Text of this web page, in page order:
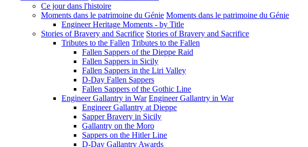
Ce jour dans l'histoire
Moments dans le patrimoine du Génie Moments dans le patrimoine du Génie
Engineer Heritage Moments - by Title
Stories of Bravery and Sacrifice Stories of Bravery and Sacrifice
Tributes to the Fallen Tributes to the Fallen
Fallen Sappers of the Dieppe Raid
Fallen Sappers in Sicily
Fallen Sappers in the Liri Valley
D-Day Fallen Sappers
Fallen Sappers of the Gothic Line
Engineer Gallantry in War Engineer Gallantry in War
Engineer Gallantry at Dieppe
Sapper Bravery in Sicily
Gallantry on the Moro
Sappers on the Hitler Line
D-Day Gallantry Awards